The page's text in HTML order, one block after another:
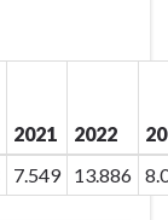
2021 2022
7.549 13.886